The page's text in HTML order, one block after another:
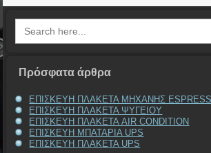
Search
for:
Πρόσφατα άρθρα
ΕΠΙΣΚΕΥΗ ΠΛΑΚΕΤΑ ΜΗΧΑΝΗΣ
ΕΠΙΣΚΕΥΗ ΠΛΑΚΕΤΑ ΨΥΓΕΙΟΥ
ΕΠΙΣΚΕΥΗ ΠΛΑΚΕΤΑ AIR CONDITION
ΕΠΙΣΚΕΥΗ ΜΠΑΤΑΡΙΑ UPS
ΕΠΙΣΚΕΥΗ ΠΛΑΚΕΤΑ UPS